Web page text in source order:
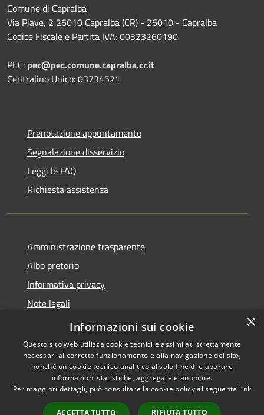
Comune di Capralba
Via Piave, 2 26010 Capralba (CR) - 26010 - Capralba
Codice Fiscale e Partita IVA: 00323260190
PEC: pec@pec.comune.capralba.cr.it
Centralino Unico: 03734521
Prenotazione appuntamento
Segnalazione disservizio
Leggi le FAQ
Richiesta assistenza
Amministrazione trasparente
Albo pretorio
Informativa privacy
Note legali
Dichiarazione di accessibilità
Accessibilità
Copyright © 2026 • Comune di
Capralba • Powered by
Municipium• Accesso
×
Informazioni sui cookie
Questo sito web utilizza cookie tecnici e assimilati strettamente
necessari al corretto funzionamento e alla navigazione del sito,
nonché un cookie tecnico analitico al solo fine di elaborare
informazioni statistiche, aggregate e anonime.
Per maggiori dettagli, può consultare la cookie policy al seguente link
ACCETTA TUTTO RIFIUTA TUTTO